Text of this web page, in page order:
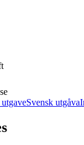
se
Svensk utgåva